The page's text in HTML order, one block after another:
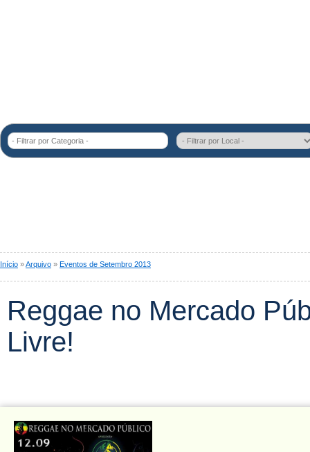
- Filtrar por Categoria -
Início »Arquivo » Eventos de Setembro 2013
Reggae no Mercado
Livre!